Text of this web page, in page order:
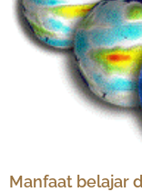
Manfaat belajar